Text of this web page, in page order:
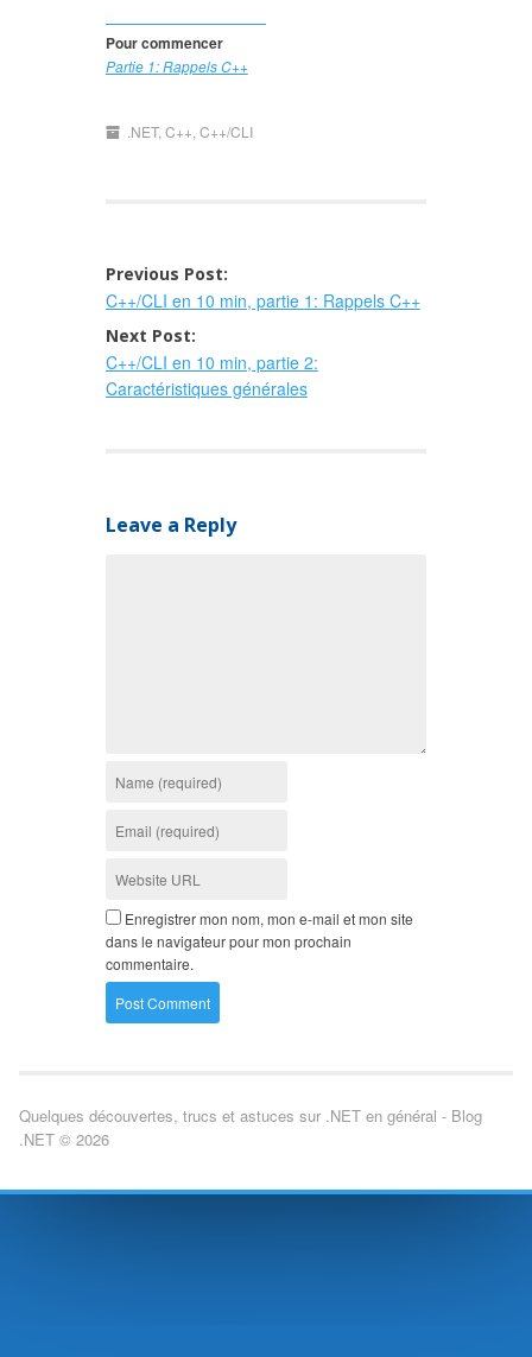
Pour commencer
Partie 1: Rappels C++
.NET, C++ C++/CLI
Post
navigation
Previous Post:
C++/CLI en 10 min, partie 1: Rappels C++
Next Post:
C++/CLI en 10 min, partie 2:
Caractéristiques générales
Leave a Reply
Enregistrer mon nom, mon e-mail et mon site
dans le navigateur pour mon prochain
commentaire.
Quelques découvertes, trucs et astuces sur .NET en général - Blog
.NET © 2026